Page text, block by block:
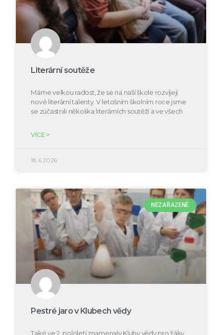
Literární soutěže
Máme velkou radost, že se na naší škole rozvíjejí
nové literární talenty. V letošním školním roce jsme
se zúčastnili několika literárních soutěží a ve všech
VÍCE >
18.6.2026
NEZAŘAZENÉ
Pestré jaro v Klubech vědy
Také ve 2. pololetí znamenaly Kluby vědy pro žáky